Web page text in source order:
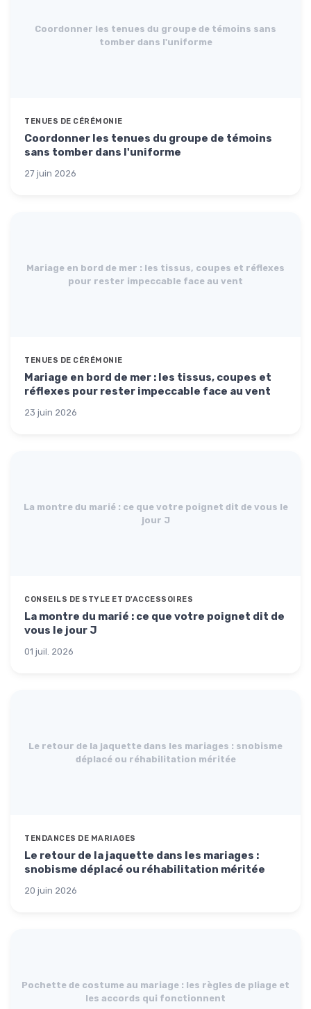
Coordonner les tenues du groupe de témoins sans
tomber dans l'uniforme
TENUES DE CÉRÉMONIE
Coordonner les tenues du groupe de témoins
sans tomber dans l'uniforme
27 juin 2026
Mariage en bord de mer : les tissus, coupes et réflexes
pour rester impeccable face au vent
TENUES DE CÉRÉMONIE
Mariage en bord de mer : les tissus, coupes et
réflexes pour rester impeccable face au vent
23 juin 2026
La montre du marié : ce que votre poignet dit de vous le
jour J
CONSEILS DE STYLE ET D'ACCESSOIRES
La montre du marié : ce que votre poignet dit de
vous le jour J
01 juil. 2026
Le retour de la jaquette dans les mariages : snobisme
déplacé ou réhabilitation méritée
TENDANCES DE MARIAGES
Le retour de la jaquette dans les mariages :
snobisme déplacé ou réhabilitation méritée
20 juin 2026
Pochette de costume au mariage : les règles de pliage et
les accords qui fonctionnent